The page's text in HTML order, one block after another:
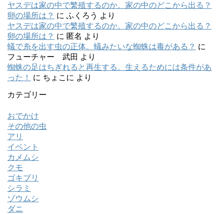
ヤスデは家の中で繁殖するのか。家の中のどこから出る？
卵の場所は？ に ふくろう より
ヤスデは家の中で繁殖するのか。家の中のどこから出る？
卵の場所は？ に 匿名 より
蟻で糸を出す虫の正体。蟻みたいな蜘蛛は毒がある？ に
フューチャー 武田 より
蜘蛛の足はちぎれると再生する。生えるためには条件があ
った！
に ちょこに より
カテゴリー
おでかけ
その他の虫
アリ
イベント
カメムシ
クモ
ゴキブリ
シラミ
ゾウムシ
ダニ